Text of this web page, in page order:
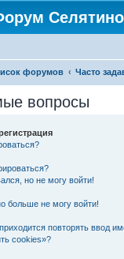
Селятино
форумов Часто
вопросы
но не могу войти!
больше не могу войти!
повторять ввод
cookies»?